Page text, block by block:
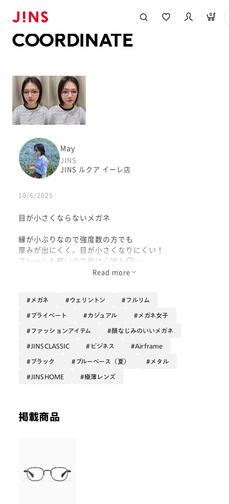
0
COORDINATE
May
JINS
JINS ルクア イーレ店
10/6/2025
目が小さくならないメガネ
縁が小ぶりなので強度数の方でも
厚みが出にくく、目が小さくなりにくい！
フレームも軽いので掛け心地も⭕️
Read more
メガネ ウェリントン フルリム
プライベート カジュアル メガネ女子
ファッションアイテム 顔なじみのいいメガネ
JINSCLASSIC ビジネス Airframe
ブラック ブルーベース（夏） メタル
JINSHOME 極薄レンズ
掲載商品